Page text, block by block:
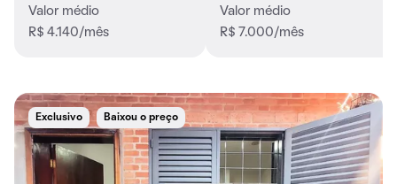
Valor médio
R$ 4.140/mês
Valor médio
R$ 7.000/mês
Exclusivo Baixou o preço